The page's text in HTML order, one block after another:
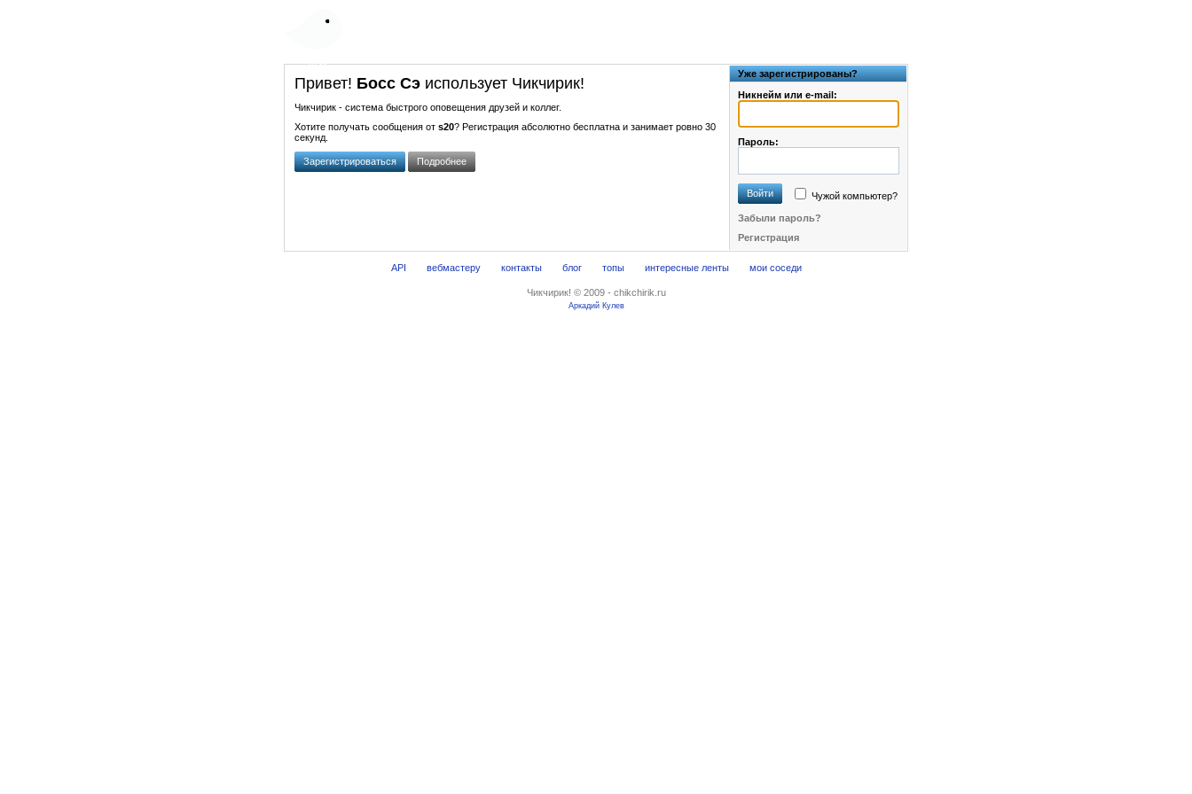
Привет! Босс Сэ использует Чикчирик!
Чикчирик - система быстрого оповещения друзей и коллег.
Хотите получать сообщения от s20? Регистрация абсолютно бесплатна и занимает ровно 30
секунд.
Зарегистрироваться Подробнее
Уже зарегистрированы?
Никнейм или e-mail:
Пароль:
Войти Чужой компьютер?
Забыли пароль?
Регистрация
API вебмастеру контакты блог топы интересные ленты мои соседи
Чикчирик! © 2009 - chikchirik.ru
Аркадий Кулев